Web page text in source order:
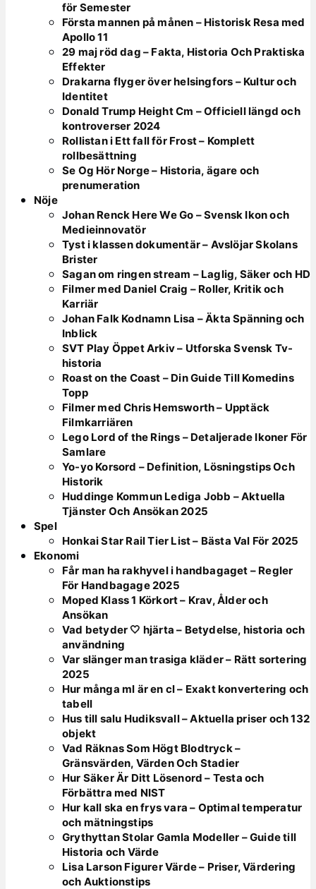
för Semester
Första mannen på månen – Historisk Resa med
Apollo 11
29 maj röd dag – Fakta, Historia Och Praktiska
Effekter
Drakarna flyger över helsingfors – Kultur och
Identitet
Donald Trump Height Cm – Officiell längd och
kontroverser 2024
Rollistan i Ett fall för Frost – Komplett
rollbesättning
Se Og Hör Norge – Historia, ägare och
prenumeration
Nöje
Johan Renck Here We Go – Svensk Ikon och
Medieinnovatör
Tyst i klassen dokumentär – Avslöjar Skolans
Brister
Sagan om ringen stream – Laglig, Säker och HD
Filmer med Daniel Craig – Roller, Kritik och
Karriär
Johan Falk Kodnamn Lisa – Äkta Spänning och
Inblick
SVT Play Öppet Arkiv – Utforska Svensk Tv-
historia
Roast on the Coast – Din Guide Till Komedins
Topp
Filmer med Chris Hemsworth – Upptäck
Filmkarriären
Lego Lord of the Rings – Detaljerade Ikoner För
Samlare
Yo-yo Korsord – Definition, Lösningstips Och
Historik
Huddinge Kommun Lediga Jobb – Aktuella
Tjänster Och Ansökan 2025
Spel
Honkai Star Rail Tier List – Bästa Val För 2025
Ekonomi
Får man ha rakhyvel i handbagaget – Regler
För Handbagage 2025
Moped Klass 1 Körkort – Krav, Ålder och
Ansökan
Vad betyder 🤍 hjärta – Betydelse, historia och
användning
Var slänger man trasiga kläder – Rätt sortering
2025
Hur många ml är en cl – Exakt konvertering och
tabell
Hus till salu Hudiksvall – Aktuella priser och 132
objekt
Vad Räknas Som Högt Blodtryck –
Gränsvärden, Värden Och Stadier
Hur Säker Är Ditt Lösenord – Testa och
Förbättra med NIST
Hur kall ska en frys vara – Optimal temperatur
och mätningstips
Grythyttan Stolar Gamla Modeller – Guide till
Historia och Värde
Lisa Larson Figurer Värde – Priser, Värdering
och Auktionstips